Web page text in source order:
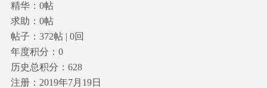
精华：0帖
求助：0帖
帖子：372帖 | 0回
年度积分：0
历史总积分：628
注册：2019年7月19日